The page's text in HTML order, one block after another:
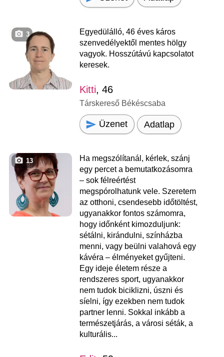
3
Egyedülálló, 46 éves káros
szenvedélyektől mentes hölgy
vagyok. Hosszútávú kapcsolatot
keresek.
Kitti, 46
Társkereső Békéscsaba
Üzenet Adatlap
13
Ha megszólítanál, kérlek, szánj
egy percet a bemutatkozásomra
– sok félreértést
megspórolhatunk vele. Szeretem
az otthoni, csendesebb időtöltést,
ugyanakkor fontos számomra,
hogy időnként kimozduljunk:
sétálni, kirándulni, színházba
menni, vagy beülni valahová egy
kávéra – élményeket gyűjteni.
Egy ideje életem része a
rendszeres sport, ugyanakkor
nem tudok biciklizni, úszni és
síelni, így ezekben nem tudok
partner lenni. Sokkal inkább a
természetjárás, a városi séták, a
kulturális...